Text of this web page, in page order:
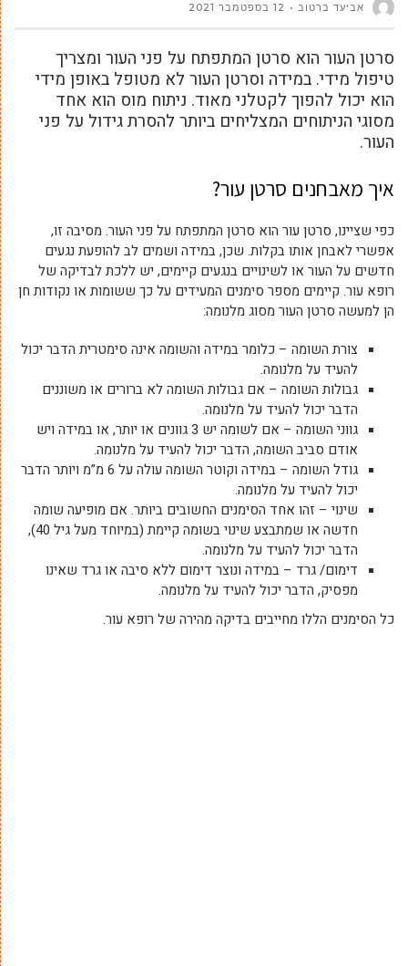
אביעד ברטוב 12 בספטמבר 2021
סרטן העור הוא סרטן המתפתח על פני העור ומצריך
טיפול מידי. במידה וסרטן העור לא מטופל באופן מידי
הוא יכול להפוך לקטלני מאוד. ניתוח מוס הוא אחד
מסוגי הניתוחים המצליחים ביותר להסרת גידול על פני
העור.
איך מאבחנים סרטן עור?
כפי שציינו, סרטן עור הוא סרטן המתפתח על פני העור. מסיבה זו,
אפשרי לאבחן אותו בקלות. שכן, במידה ושמים לב להופעת נגעים
חדשים על העור או לשינויים בנגעים קיימים, יש ללכת לבדיקה של
רופא עור. קיימים מספר סימנים המעידים על כך ששומות או נקודות חן
הן למעשה סרטן העור מסוג מלנומה:
צורת השומה – כלומר במידה והשומה אינה סימטרית הדבר יכול
להעיד על מלנומה.
גבולות השומה – אם גבולות השומה לא ברורים או משוננים
הדבר יכול להעיד על מלנומה.
גווני השומה – אם לשומה יש 3 גוונים או יותר, או במידה ויש
אודם סביב השומה, הדבר יכול להעיד על מלנומה.
גודל השומה – במידה וקוטר השומה עולה על 6 מ”מ ויותר הדבר
יכול להעיד על מלנומה.
שינוי – זהו אחד הסימנים החשובים ביותר. אם מופיעה שומה
חדשה או שמתבצע שינוי בשומה קיימת (במיוחד מעל גיל 40),
הדבר יכול להעיד על מלנומה.
דימום/ גרד – במידה ונוצר דימום ללא סיבה או גרד שאינו
מפסיק, הדבר יכול להעיד על מלנומה.
כל הסימנים הללו מחייבים בדיקה מהירה של רופא עור.